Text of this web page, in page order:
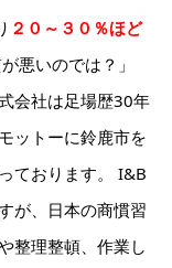
２０～３０％ほど
悪いのでは？」
会社は足場歴30年
ットーに鈴鹿市を
ております。 I&B
が、日本の商慣習
整理整頓、作業し